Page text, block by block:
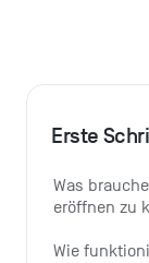
Erste
Was
eröffnen zu
Wie